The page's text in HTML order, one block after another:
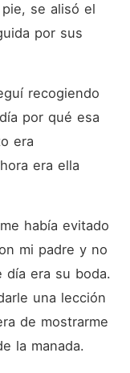
se alisó el
por sus
recogiendo
por qué esa
era
era ella
había evitado
mi padre y no
día era su boda.
una lección
de mostrarme
la manada.